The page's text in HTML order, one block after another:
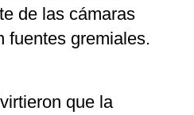
de las cámaras
fuentes gremiales.
que la